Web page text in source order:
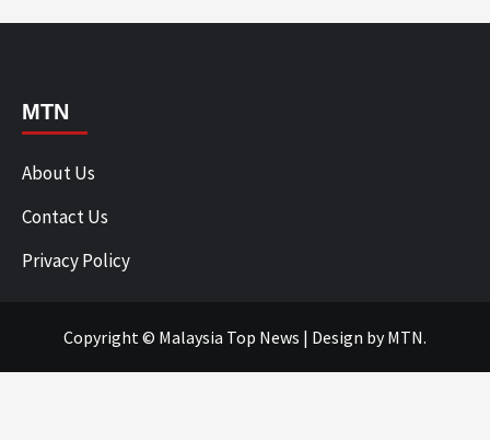
MTN
About Us
Contact Us
Privacy Policy
Copyright © Malaysia Top News | Design by MTN.